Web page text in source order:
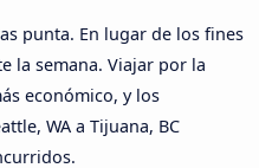
punta. En lugar de los fines
la semana. Viajar por la
económico, y los
WA a Tijuana, BC